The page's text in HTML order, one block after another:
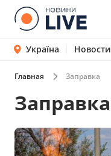
Україна Новости
Главная Заправка
Заправка